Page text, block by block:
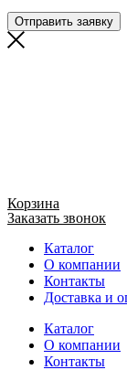
Отправить заявку
Корзина
Заказать звонок
Каталог
О компании
Контакты
Доставка и
Каталог
О компании
Контакты